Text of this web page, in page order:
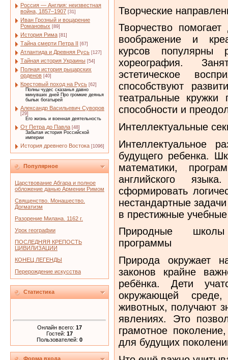
Россия — Англия: неизвестная
война, 1857–1907 [31]
Иван Грозный и воцарение
Романовых [89]
История Рима [81]
Тайна смерти Петра II [67]
Атлантида и Древняя Русь [127]
Тайная история Украины [54]
Полная история рыцарских
орденов [40]
Крестовый поход на Русь [62]
Полны чудес сказанья давно
минувших дней Про громкие деянья
былых богатырей
Александр Васильевич Суворов
[29]
Его жизнь и военная деятельность
От Петра до Павла [48]
Забытая история Российской
империи
История древнего Востока [1096]
Популярное
Царствование Абгара и полное
обложение данью Армении Римом
Священство. Монашество.
Догматизм
Разорение Милана. 1162 г.
Урок географии
ПОСЛЕДНЯЯ КРЕПОСТЬ
ЦИВИЛИЗАЦИИ
КОНЕЦ ЛЕГЕНДЫ
Перерождение искусства
Статистика
Онлайн всего: 17
Гостей: 17
Пользователей: 0
Форма входа
Творческие
Творчество
воображение и
курсов популярны
хореография.
эстетическое
способствуют
театральные кружки
способности и
Интеллектуальные
Интеллектуальное
будущего ребенка.
математики,
английского
сформировать
нестандартные
в престижные
Природные школы
программы
Природа окружает
законов крайне
ребёнка. Дети
окружающей
животных, получают
явлениях. Это
грамотное
для будущих